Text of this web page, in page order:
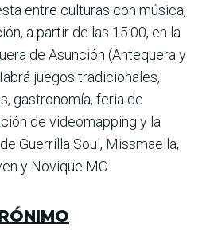
entre cultu­ras con música,
a partir de las 15:00, en la
de Asunción (Antequera y
juegos tra­dicionales,
gastronomía, feria de
de videomapping y la
Guerrilla Soul, Missmaella,
y Novique MC.